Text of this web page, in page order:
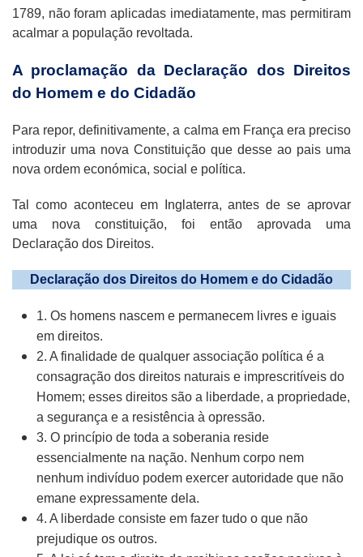
1789, não foram aplicadas imediatamente, mas permitiram
acalmar a população revoltada.
A proclamação da Declaração dos Direitos
do Homem e do Cidadão
Para repor, definitivamente, a calma em França era preciso
introduzir uma nova Constituição que desse ao pais uma
nova ordem económica, social e política.
Tal como aconteceu em Inglaterra, antes de se aprovar
uma nova constituição, foi então aprovada uma
Declaração dos Direitos.
Declaração dos Direitos do Homem e do Cidadão
1. Os homens nascem e permanecem livres e iguais
em direitos.
2. A finalidade de qualquer associação política é a
consagração dos direitos naturais e imprescritíveis do
Homem; esses direitos são a liberdade, a propriedade,
a segurança e a resistência à opressão.
3. O princípio de toda a soberania reside
essencialmente na nação. Nenhum corpo nem
nenhum indivíduo podem exercer autoridade que não
emane expressamente dela.
4. A liberdade consiste em fazer tudo o que não
prejudique os outros.